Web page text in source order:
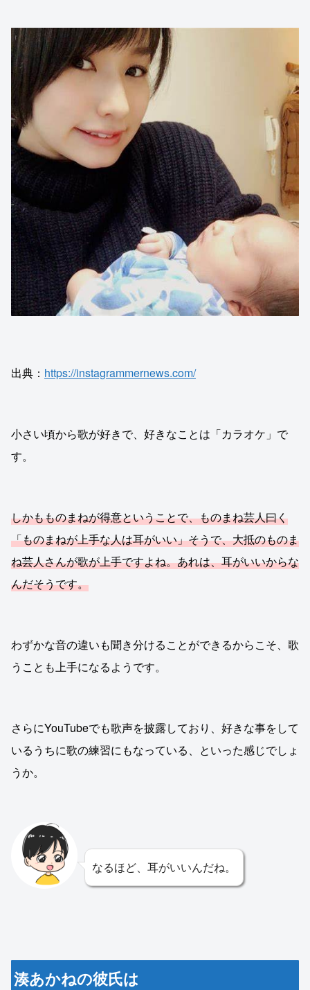
出典： https://instagrammernews.com/
小さい頃から歌が好きで、好きなことは「カラオケ」で
す。
しかもものまねが得意ということで、ものまね芸人曰く
「ものまねが上手な人は耳がいい」そうで、大抵のものま
ね芸人さんが歌が上手ですよね。あれは、耳がいいからな
んだそうです。
わずかな音の違いも聞き分けることができるからこそ、歌
うことも上手になるようです。
さらにYouTubeでも歌声を披露しており、好きな事をして
いるうちに歌の練習にもなっている、といった感じでしょ
うか。
なるほど、耳がいいんだね。
湊あかねの彼氏は